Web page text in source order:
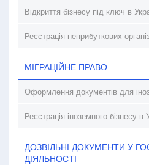
Відкриття бізнесу під ключ в
Реєстрація неприбуткових
МІГРАЦІЙНЕ ПРАВО
Оформлення документів для
Реєстрація іноземного бізнесу в
ДОЗВІЛЬНІ ДОКУМЕНТИ У
ДІЯЛЬНОСТІ